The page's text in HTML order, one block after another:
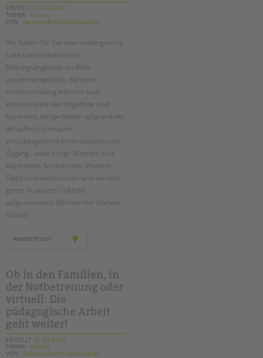
ERSTELLT 27.04.2020
THEMA Corona
VON
Barbara Brecht-Hadraschek
Wir haben für Sie eine umfangreiche
Liste unterschiedlicher
Bildungsangebote im Web
zusammengestellt, die beim
Homeschooling hilfreich sein
können. Viele der Angebote sind
kostenlos, einige bieten aufgrund der
aktuellen Coronazeit
vorrübergehend einen kostenlosen
Zugang - oder einige Wochen eine
kostenlose Tetstversion. Weitere
Tipps sind willkommen und werden
gerne in unsere Linkliste
aufgenommen. (Recherche: Maryna
Gostik)
weiterlesen homeschooling?
linktipps
Ob in den Familien, in
der Notbetreuung oder
virtuell: Die
pädagogische Arbeit
geht weiter!
ERSTELLT 31.03.2020
THEMA Corona
VON
Barbara Brecht-Hadraschek